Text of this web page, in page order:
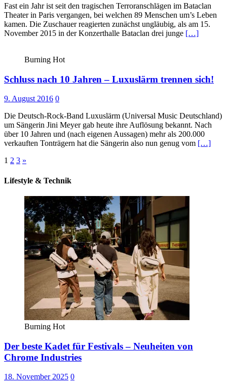
Fast ein Jahr ist seit den tragischen Terroranschlägen im Bataclan
Theater in Paris vergangen, bei welchen 89 Menschen um’s Leben
kamen. Die Zuschauer reagierten zunächst ungläubig, als am 15.
November 2015 in der Konzerthalle Bataclan drei junge […]
Burning Hot
Schluss nach 10 Jahren – Luxuslärm trennen sich!
9. August 2016 0
Die Deutsch-Rock-Band Luxuslärm (Universal Music Deutschland)
um Sängerin Jini Meyer gab heute ihre Auflösung bekannt. Nach
über 10 Jahren und (nach eigenen Aussagen) mehr als 200.000
verkauften Tonträgern hat die Sängerin also nun genug vom […]
Seitennummerierung
der
1 2 3 »
Lifestyle & Technik
Burning Hot
Der beste Kadet für Festivals – Neuheiten von
Chrome Industries
18. November 2025 0